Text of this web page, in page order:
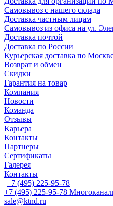
Самовывоз с нашего склада
Доставка частным лицам
Самовывоз из офиса на ул.
Доставка почтой
Доставка по России
Курьерская доставка по
Возврат и обмен
Скидки
Гарантия на товар
Компания
Новости
Команда
Отзывы
Карьера
Контакты
Партнеры
Сертификаты
Галерея
Контакты
+7 (495) 225-95-78
+7 (495) 225-95-78
sale@ktnd.ru